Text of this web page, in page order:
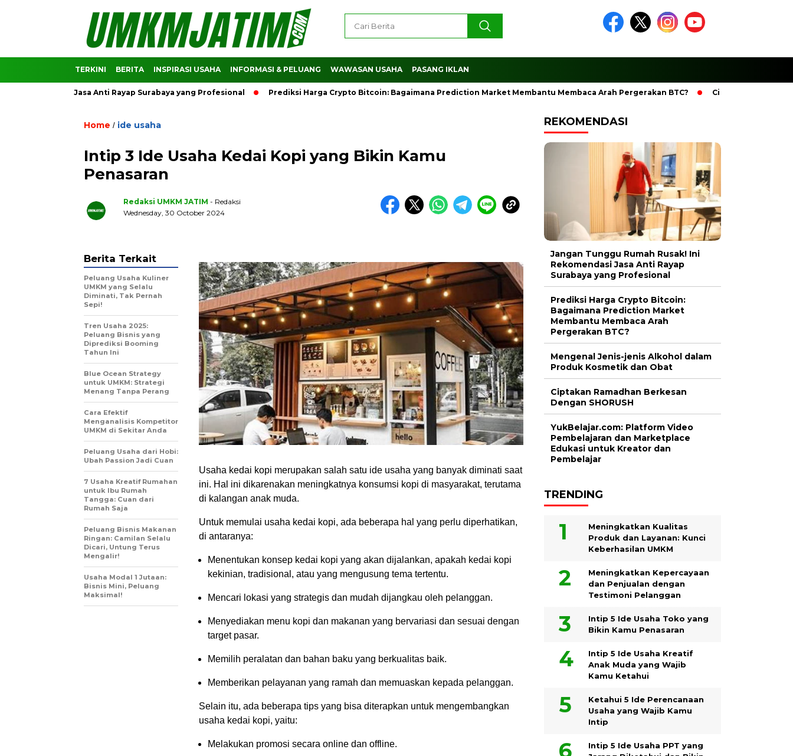
TERKINI BERITA INSPIRASI USAHA INFORMASI & PELUANG WAWASAN USAHA PASANG IKLAN
Jasa Anti Rayap Surabaya yang Profesional Prediksi Harga Crypto Bitcoin: Bagaimana Prediction Market Membantu Membaca Arah Pergerakan BTC? Ciptakan Ramadhan
Home / ide usaha
Intip 3 Ide Usaha Kedai Kopi yang Bikin Kamu
Penasaran
Redaksi UMKM JATIM - Redaksi
Wednesday, 30 October 2024
Usaha kedai kopi merupakan salah satu ide usaha yang banyak diminati saat
ini. Hal ini dikarenakan meningkatnya konsumsi kopi di masyarakat, terutama
di kalangan anak muda.
Untuk memulai usaha kedai kopi, ada beberapa hal yang perlu diperhatikan,
di antaranya:
Menentukan konsep kedai kopi yang akan dijalankan, apakah kedai kopi
kekinian, tradisional, atau yang mengusung tema tertentu.
Mencari lokasi yang strategis dan mudah dijangkau oleh pelanggan.
Menyediakan menu kopi dan makanan yang bervariasi dan sesuai dengan
target pasar.
Memilih peralatan dan bahan baku yang berkualitas baik.
Memberikan pelayanan yang ramah dan memuaskan kepada pelanggan.
Selain itu, ada beberapa tips yang bisa diterapkan untuk mengembangkan
usaha kedai kopi, yaitu:
Melakukan promosi secara online dan offline.
Berita Terkait
Peluang Usaha Kuliner
UMKM yang Selalu
Diminati, Tak Pernah
Sepi!
Tren Usaha 2025:
Peluang Bisnis yang
Diprediksi Booming
Tahun Ini
Blue Ocean Strategy
untuk UMKM: Strategi
Menang Tanpa Perang
Cara Efektif
Menganalisis Kompetitor
UMKM di Sekitar Anda
Peluang Usaha dari Hobi:
Ubah Passion Jadi Cuan
7 Usaha Kreatif Rumahan
untuk Ibu Rumah
Tangga: Cuan dari
Rumah Saja
Peluang Bisnis Makanan
Ringan: Camilan Selalu
Dicari, Untung Terus
Mengalir!
Usaha Modal 1 Jutaan:
Bisnis Mini, Peluang
Maksimal!
REKOMENDASI
Jangan Tunggu Rumah Rusak! Ini
Rekomendasi Jasa Anti Rayap
Surabaya yang Profesional
Prediksi Harga Crypto Bitcoin:
Bagaimana Prediction Market
Membantu Membaca Arah
Pergerakan BTC?
Mengenal Jenis-jenis Alkohol dalam
Produk Kosmetik dan Obat
Ciptakan Ramadhan Berkesan
Dengan SHORUSH
YukBelajar.com: Platform Video
Pembelajaran dan Marketplace
Edukasi untuk Kreator dan
Pembelajar
TRENDING
Meningkatkan Kualitas
Produk dan Layanan: Kunci
Keberhasilan UMKM
Meningkatkan Kepercayaan
dan Penjualan dengan
Testimoni Pelanggan
Intip 5 Ide Usaha Toko yang
Bikin Kamu Penasaran
Intip 5 Ide Usaha Kreatif
Anak Muda yang Wajib
Kamu Ketahui
Ketahui 5 Ide Perencanaan
Usaha yang Wajib Kamu
Intip
Intip 5 Ide Usaha PPT yang